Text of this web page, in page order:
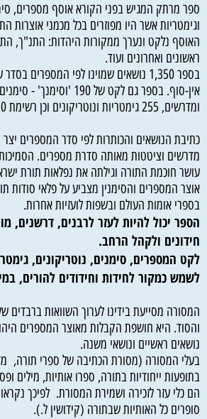
ספר מרתק המגיש בפני הקורא אוסף מספרים,
וגימטריות אשר היו מפוזרים בכל מכמני אוצרות
האוסף נלקט ונערך ממקורות היהדות: התנ"ך,
ראשונים ואחרונים ועוד.
אין-סוף. בספר גם לקט של 190
ומדרשים, 255 גימטריות ונוטריקונים וכן רשימת 130 ספרים ומקורות.
כתיבת הנושאים והכותרות לפי סדר המספרים יצר
מדרשים וציטטות מאותה סדרת מספרים.
עושר חוכמת התורה וגילתה את נפלאות תורת
אוצר המספרים והסימנין מצביע על פלאי סודות
בספרי אומות העולם ובשפות לועזיות אחרות.
הספר יכול להיות לעזר לרבנים, דרשנים,
חידונים ולקהל הרחב.
לקט המספרים, סימנים, נוטריקונים,
לשמש כמקור לחידות וחידודים להורים,
המסורה מסייעת בידינו לערוך השוואות
והסוד. היא חושפת הקבלות מאוצר המספרים
נושאים ראשיים ונושאי משנה.
בעלי המסורה (מסורת הכתיבה של ספרי תורה,
בתופעות ייחודיות בתורה, ספרו אותיות, מילים
הם כלי עזר לזכירה ושמירת המסורת. לפיכך
סופרים כל האותיות שבתורה (קידושין ל.).